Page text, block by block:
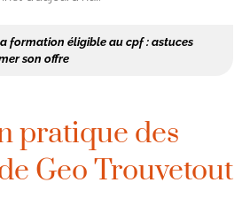
formation éligible au cpf : astuces
son offre
pratique des
Geo Trouvetout